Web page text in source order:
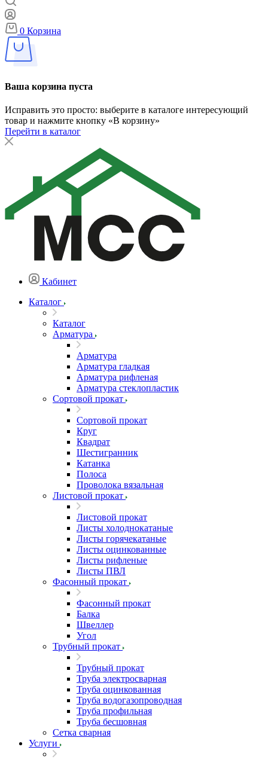
0 Корзина
Ваша корзина пуста
Исправить это просто: выберите в каталоге интересующий
товар и нажмите кнопку «В корзину»
Перейти в каталог
Кабинет
Каталог
Каталог
Арматура
Арматура
Арматура гладкая
Арматура рифленая
Арматура стеклопластик
Сортовой прокат
Сортовой прокат
Круг
Квадрат
Шестигранник
Катанка
Полоса
Проволока вязальная
Листовой прокат
Листовой прокат
Листы холоднокатаные
Листы горячекатаные
Листы оцинкованные
Листы рифленые
Листы ПВЛ
Фасонный прокат
Фасонный прокат
Балка
Швеллер
Угол
Трубный прокат
Трубный прокат
Труба электросварная
Труба оцинкованная
Труба водогазопроводная
Труба профильная
Труба бесшовная
Сетка сварная
Услуги